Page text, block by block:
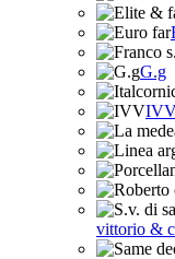
G.g
vittorio &